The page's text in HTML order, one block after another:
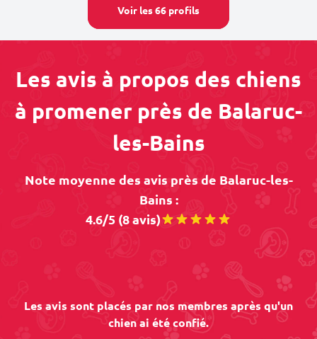
Voir les 66 profils
Les avis à propos des chiens
à promener près de Balaruc-
les-Bains
Note moyenne des avis près de Balaruc-les-
Bains :
4.6/5 (8 avis)
Les avis sont placés par nos membres après qu'un
chien ai été confié.